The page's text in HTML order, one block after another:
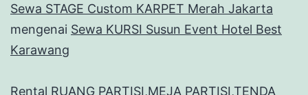
Sewa STAGE Custom KARPET Merah Jakarta
mengenai Sewa KURSI Susun Event Hotel Best
Karawang
Rental RUANG PARTISI,MEJA PARTISI,TENDA